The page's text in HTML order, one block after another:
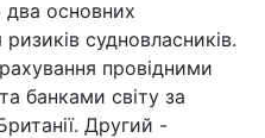
основних
судновласників.
провідними
банками світу за
Другий -